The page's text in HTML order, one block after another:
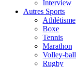
Interview
Autres Sports
Athlétisme
Boxe
Tennis
Marathon
Volley-ball
Rugby